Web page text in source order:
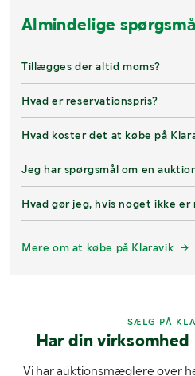
Almindelige
Tillægges der altid moms?
Hvad er reservationspris?
Hvad koster det at købe på
Jeg har spørgsmål om en
Hvad gør jeg, hvis noget ikke
Mere om at købe på Klaravik
SÆLG PÅ
Har din
Vi har auktionsmæglere over